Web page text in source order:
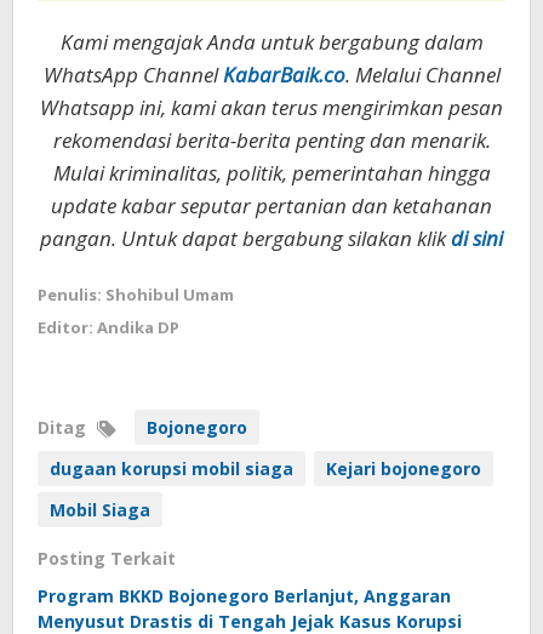
Kami mengajak Anda untuk bergabung dalam
WhatsApp ChannelKabarBaik.co. Melalui Channel
Whatsapp ini, kami akan terus mengirimkan pesan
rekomendasi berita-berita penting dan menarik.
Mulai kriminalitas, politik, pemerintahan hingga
update kabar seputar pertanian dan ketahanan
pangan. Untuk dapat bergabung silakan klikdi sini
Penulis: Shohibul Umam
Editor: Andika DP
Ditag
Bojonegoro
dugaan korupsi mobil siaga
Kejari bojonegoro
Mobil Siaga
Posting Terkait
Program BKKD Bojonegoro Berlanjut, Anggaran
Menyusut Drastis di Tengah Jejak Kasus Korupsi